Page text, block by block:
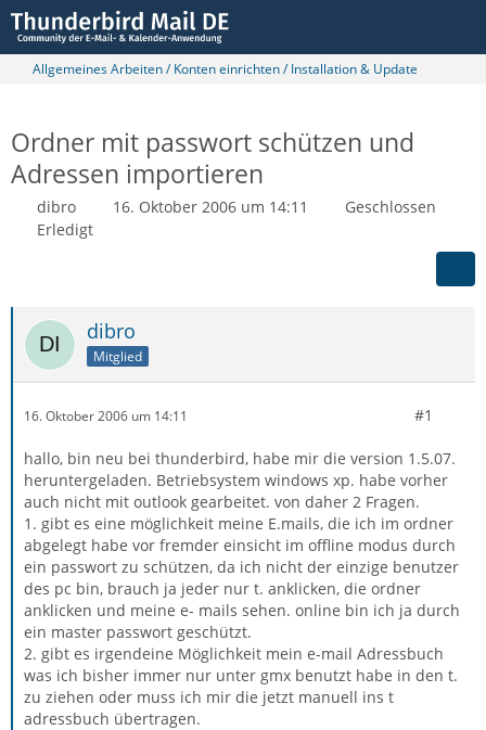
Allgemeines Arbeiten / Konten einrichten / Installation & Update
Ordner mit passwort schützen und
Adressen importieren
dibro 16. Oktober 2006 um 14:11
Geschlossen
Erledigt
dibro
Mitglied
16. Oktober 2006 um 14:11 #1
hallo, bin neu bei thunderbird, habe mir die version 1.5.07.
heruntergeladen. Betriebsystem windows xp. habe vorher
auch nicht mit outlook gearbeitet. von daher 2 Fragen.
1. gibt es eine möglichkeit meine E.mails, die ich im ordner
abgelegt habe vor fremder einsicht im offline modus durch
ein passwort zu schützen, da ich nicht der einzige benutzer
des pc bin, brauch ja jeder nur t. anklicken, die ordner
anklicken und meine e- mails sehen. online bin ich ja durch
ein master passwort geschützt.
2. gibt es irgendeine Möglichkeit mein e-mail Adressbuch
was ich bisher immer nur unter gmx benutzt habe in den t.
zu ziehen oder muss ich mir die jetzt manuell ins t
adressbuch übertragen.